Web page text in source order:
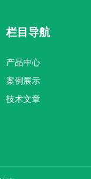
栏目导航
产品中心
案例展示
技术文章